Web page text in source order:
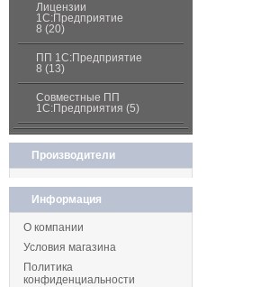
Лицензии
1С:Предприятие
8 (20)
ПП 1С:Предприятие
8 (13)
Совместные ПП
1С:Предприятия (5)
Производители
Информация
О компании
Условия магазина
Политика
конфиденциальности